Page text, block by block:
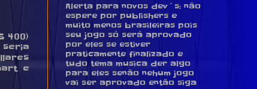
400)
seria
e
Alerta para novos dev´s: não
espere por publishers e
muito menos brasileiras pois
seu jogo só será aprovado
por eles se estiver
praticamente finalizado e
tudo tema musica der algo
para eles senão nehum jogo
vai ser aprovado então siga